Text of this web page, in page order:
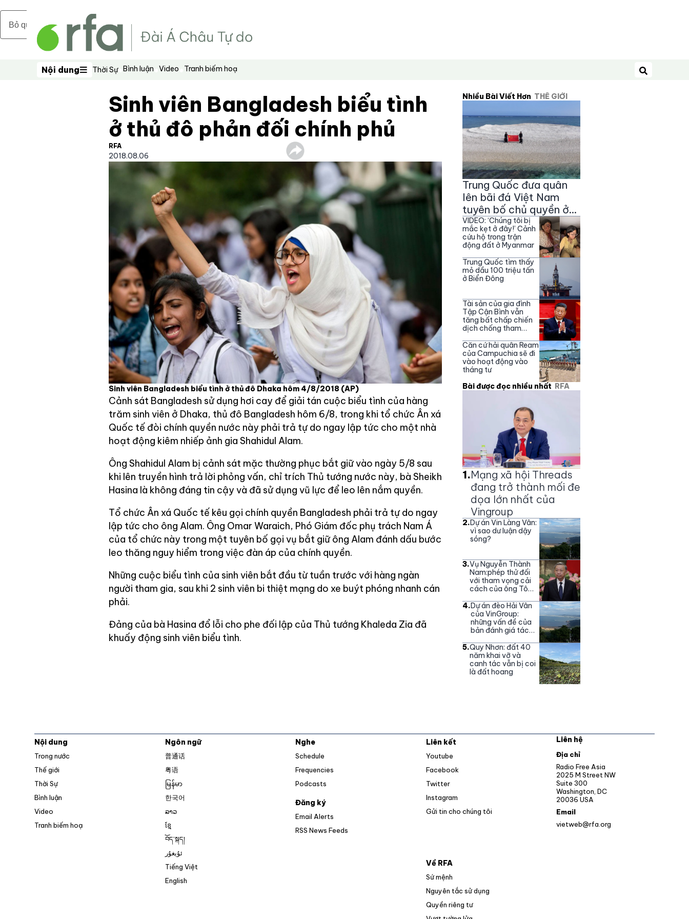
Bỏ qua nội dung chính
Nội dung
Nội dung Thời Sự Bình luận Video Tranh biếm hoạ
Tìm kiếm
Sinh viên Bangladesh biểu tình
ở thủ đô phản đối chính phủ
RFA
2018.08.06
Sinh viên Bangladesh biểu tình ở thủ đô Dhaka hôm 4/8/2018 (AP)
Cảnh sát Bangladesh sử dụng hơi cay để giải tán cuộc biểu tình của hàng
trăm sinh viên ở Dhaka, thủ đô Bangladesh hôm 6/8, trong khi tổ chức Ân xá
Quốc tế đòi chính quyền nước này phải trả tự do ngay lập tức cho một nhà
hoạt động kiêm nhiếp ảnh gia Shahidul Alam.
Ông Shahidul Alam bị cảnh sát mặc thường phục bắt giữ vào ngày 5/8 sau
khi lên truyền hình trả lời phỏng vấn, chỉ trích Thủ tướng nước này, bà Sheikh
Hasina là không đáng tin cậy và đã sử dụng vũ lực để leo lên nắm quyền.
Tổ chức Ân xá Quốc tế kêu gọi chính quyền Bangladesh phải trả tự do ngay
lập tức cho ông Alam. Ông Omar Waraich, Phó Giám đốc phụ trách Nam Á
của tổ chức này trong một tuyên bố gọi vụ bắt giữ ông Alam đánh dấu bước
leo thăng nguy hiểm trong việc đàn áp của chính quyền.
Những cuộc biểu tình của sinh viên bắt đầu từ tuần trước với hàng ngàn
người tham gia, sau khi 2 sinh viên bi thiệt mạng do xe buýt phóng nhanh cán
phải.
Đảng của bà Hasina đổ lỗi cho phe đối lập của Thủ tướng Khaleda Zia đã
khuấy động sinh viên biểu tình.
Nhiều Bài Viết Hơn THẾ GIỚI
Trung Quốc đưa quân
lên bãi đá Việt Nam
tuyên bố chủ quyền ở
Trường Sa
VIDEO: ‘Chúng tôi bị
mắc kẹt ở đây!’ Cảnh
cứu hộ trong trận
động đất ở Myanmar
Trung Quốc tìm thấy
mỏ dầu 100 triệu tấn
ở Biển Đông
Tài sản của gia đình
Tập Cận Bình vẫn
tăng bất chấp chiến
dịch chống tham
Căn cứ hải quân Ream
của Campuchia sẽ đi
vào hoạt động vào
tháng tư
Bài được đọc nhiều nhất RFA
1.Mạng xã hội Threads
đang trở thành mối đe
dọa lớn nhất của
Vingroup
2.Dự án Vin Làng Vân:
vì sao dư luận dậy
sóng?
3.Vụ Nguyễn Thành
Nam:phép thử đối
với tham vọng cải
cách của ông Tô
4.Dự án đèo Hải Vân
của VinGroup:
những vấn đề của
bản đánh giá tác
5.Quy Nhơn: đất 40
năm khai vỡ và
canh tác vẫn bị coi
là đất hoang
Nội dung
Trong nước
Thế giới
Thời Sự
Bình luận
Video
Tranh biếm hoạ
Ngôn ngữ
普通话
粤语
မြန်မာ
한국어
ລາວ
ខ្មែ
བོད་སྐད།
ئۇيغۇر
Tiếng Việt
English
Nghe
Schedule
Frequencies
Podcasts
Đăng ký
Email Alerts
RSS News Feeds
Liên kết
Youtube
Facebook
Twitter
Instagram
Gửi tin cho chúng tôi
Về RFA
Sứ mệnh
Nguyên tắc sử dụng
Quyền riêng tư
Liên hệ
Địa chỉ
Radio Free Asia
2025 M Street NW
Suite 300
Washington, DC
20036 USA
Email
vietweb@rfa.org